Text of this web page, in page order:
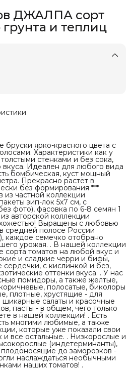
ДЖАЛПА сорт
и теплиц
ярко-красного цвета с
Характеристики как у
стенками и без сока,
вкуса. Идеален для любого вида
бомбическая, куст мощный
Прекрасно растёт в
без формирования ***
из частной коллекции
зип-лок 5х7 см, с
фото), фасовка по 6-8 семян 1
авторской коллекции
Выращены с любовью
средней полосе России
каждое семечко отобрано
урожая. . В нашей коллекции
сорта томатов на любой вкус и
и сладкие черри и бифы,
с кислинкой и без,
оттенки вкуса. . У нас
помидоры, а также желтые,
полосатые, биколоры
плотные, хрустящие - для
шикарные салаты и красочные
пасты - в общем, чего только
в нашей коллекции! . Есть
многими любимые, а также
которые уже показали свои
и все остальные. . Низкорослые и
(индетерминанты),
до заморозков -
наслаждаться необычными
наших томатов! .